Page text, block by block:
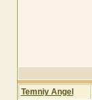
Temniy Angel